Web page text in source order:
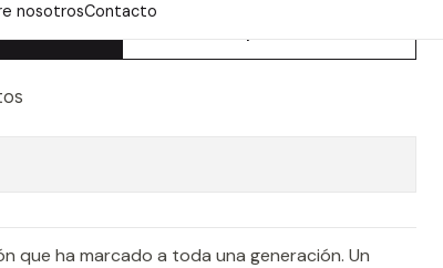
nosotrosContacto
que ha marcado a toda una generación. Un